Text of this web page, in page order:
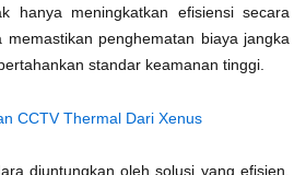
hanya meningkatkan efisiensi secara
memastikan penghematan biaya jangka
standar keamanan tinggi.
CCTV Thermal Dari Xenus
diuntungkan oleh solusi yang efisien,